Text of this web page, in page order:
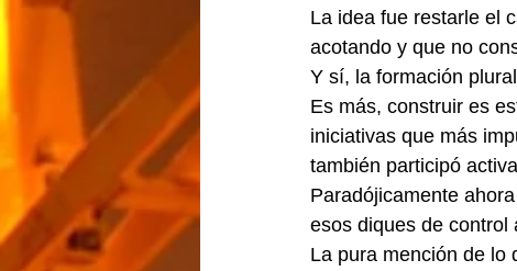
La idea fue restarle el
acotando y que no
Y sí, la formación
Es más, construir es
iniciativas que más
también participó
Paradójicamente
esos diques de control
La pura mención de lo